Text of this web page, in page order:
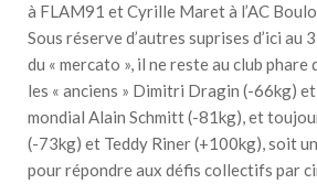
à FLAM91 et Cyrille Maret à l’AC
Sous réserve d’autres suprises d’ici au
du « mercato », il ne reste au club phare
les « anciens » Dimitri Dragin (-66kg)
mondial Alain Schmitt (-81kg), et
(-73kg) et Teddy Riner (+100kg), soit
pour répondre aux défis collectifs par